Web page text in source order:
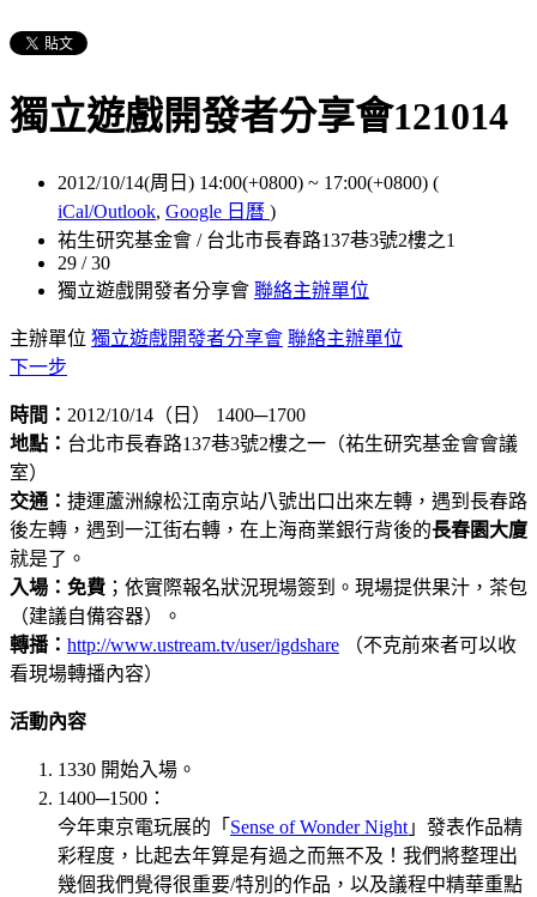
獨立遊戲開發者分享會121014
2012/10/14(周日) 14:00(+0800) ~ 17:00(+0800) (
iCal/Outlook, Google 日曆 )
祐生研究基金會 / 台北市長春路137巷3號2樓之1
29 / 30
獨立遊戲開發者分享會 聯絡主辦單位
主辦單位 獨立遊戲開發者分享會 聯絡主辦單位
下一步
時間： 2012/10/14（日） 1400─1700
地點： 台北市長春路137巷3號2樓之一（祐生研究基金會會議
室）
交通： 捷運蘆洲線松江南京站八號出口出來左轉，遇到長春路
後左轉，遇到一江街右轉，在上海商業銀行背後的長春園大廈
就是了。
入場：免費 ；依實際報名狀況現場簽到。現場提供果汁，茶包
（建議自備容器）。
轉播： http://www.ustream.tv/user/igdshare （不克前來者可以收
看現場轉播內容）
活動內容
1330 開始入場。
1400─1500：
今年東京電玩展的「 Sense of Wonder Night 」發表作品精
彩程度，比起去年算是有過之而無不及！我們將整理出
幾個我們覺得很重要/特別的作品，以及議程中精華重點